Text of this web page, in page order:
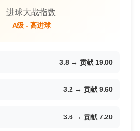
进球大战指数
A级 - 高进球
3.8 → 贡献 19.00
3.2 → 贡献 9.60
3.6 → 贡献 7.20